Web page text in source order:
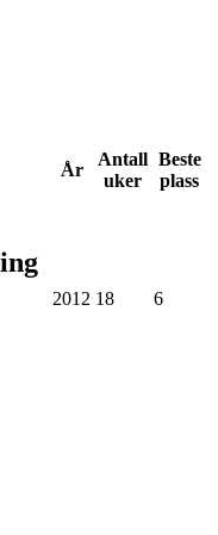
År
Antall
uker
Beste
plass
2012 18 6